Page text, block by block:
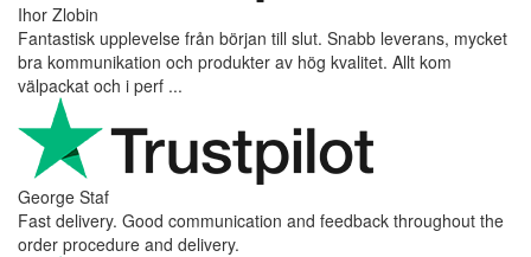
Ihor Zlobin
Fantastisk upplevelse från början till slut. Snabb leverans, mycket
bra kommunikation och produkter av hög kvalitet. Allt kom
välpackat och i perf ...
George Staf
Fast delivery. Good communication and feedback throughout the
order procedure and delivery.